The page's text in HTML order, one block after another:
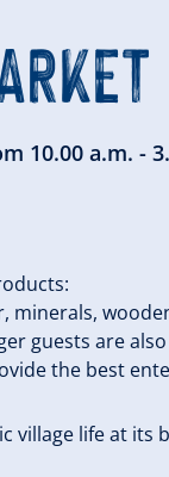
10.00 a.m. -
guests are
the best
village life at its